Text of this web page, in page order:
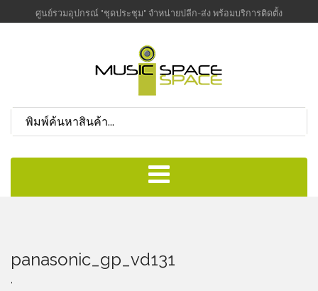
ศูนย์รวมอุปกรณ์ "ชุดประชุม" จำหน่ายปลีก-ส่ง พร้อมบริการติดตั้ง
panasonic_gp_vd131